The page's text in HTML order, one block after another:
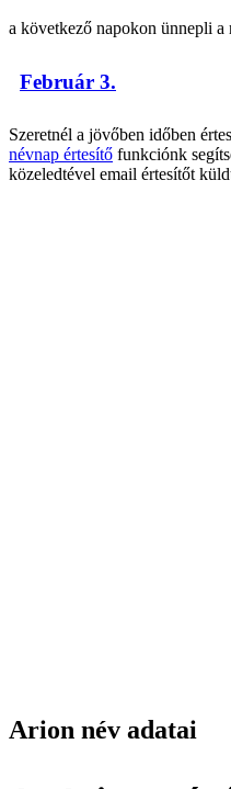
a következő napokon ünnepli a
Február 3.
Szeretnél a jövőben időben
névnap értesítő funkciónk
közeledtével email értesítőt
Arion név adatai